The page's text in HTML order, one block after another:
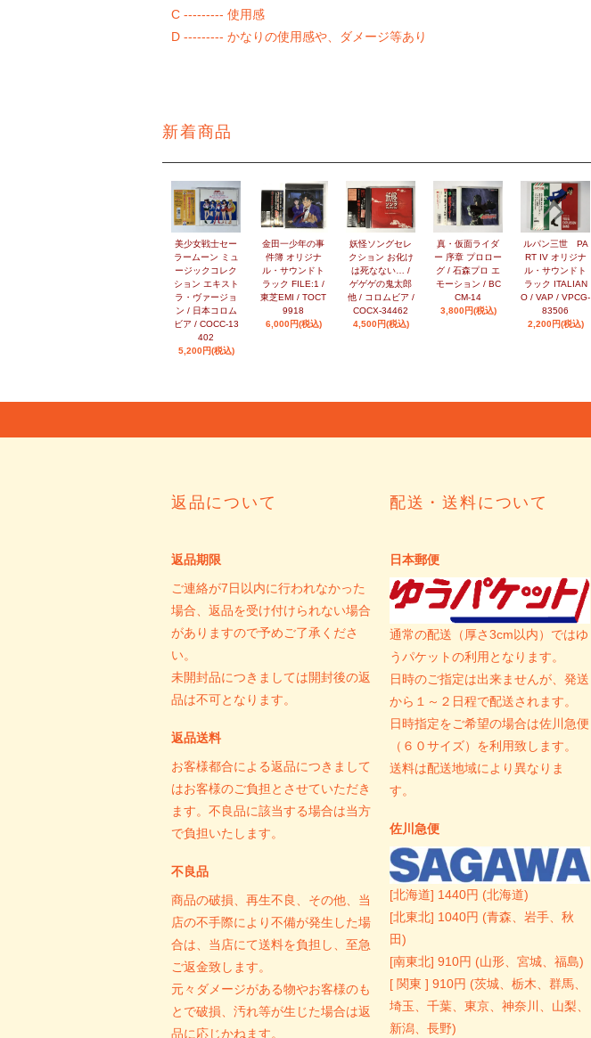
C --------- 使用感
D --------- かなりの使用感や、ダメージ等あり
新着商品
美少女戦士セー
ラームーン ミュ
ージックコレク
ション エキスト
ラ・ヴァージョ
ン / 日本コロム
ビア / COCC-13
402
5,200円(税込)
金田一少年の事
件簿 オリジナ
ル・サウンドト
ラック FILE:1 /
東芝EMI / TOCT
9918
6,000円(税込)
妖怪ソングセレ
クション お化け
は死なない… /
ゲゲゲの鬼太郎
他 / コロムビア /
COCX-34462
4,500円(税込)
真・仮面ライダ
ー 序章 プロロー
グ / 石森プロ エ
モーション / BC
CM-14
3,800円(税込)
ルパン三世 PA
RT IV オリジナ
ル・サウンドト
ラック ITALIAN
O / VAP / VPCG-
83506
2,200円(税込)
返品について
返品期限
ご連絡が7日以内に行われなかった
場合、返品を受け付けられない場合
がありますので予めご了承くださ
い。
未開封品につきましては開封後の返
品は不可となります。
返品送料
お客様都合による返品につきまして
はお客様のご負担とさせていただき
ます。不良品に該当する場合は当方
で負担いたします。
不良品
商品の破損、再生不良、その他、当
店の不手際により不備が発生した場
合は、当店にて送料を負担し、至急
ご返金致します。
元々ダメージがある物やお客様のも
とで破損、汚れ等が生じた場合は返
品に応じかねます。
配送・送料について
日本郵便
通常の配送（厚さ3cm以内）ではゆ
うパケットの利用となります。
日時のご指定は出来ませんが、発送
から１～２日程で配送されます。
日時指定をご希望の場合は佐川急便
（６０サイズ）を利用致します。
送料は配送地域により異なりま
す。
佐川急便
[北海道] 1440円 (北海道)
[北東北] 1040円 (青森、岩手、秋
田)
[南東北] 910円 (山形、宮城、福島)
[ 関東 ] 910円 (茨城、栃木、群馬、
埼玉、千葉、東京、神奈川、山梨、
新潟、長野)